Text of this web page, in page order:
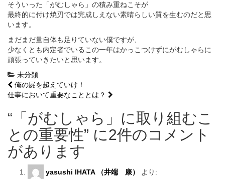
そういった「がむしゃら」の積み重ねこそが
最終的に付け焼刃では完成しえない素晴らしい質を生むのだと思
います。
まだまだ量自体も足りていない僕ですが、
少なくとも内定者でいるこの一年はかっこつけずにがむしゃらに
頑張っていきたいと思います。
未分類
投
稿
ナ
ビ
ゲ
ー
俺の屍を超えていけ！
仕事において重要なこととは？
“ 「がむしゃら」に取り組むこ
との重要性” に2件のコメント
があります
yasushi IHATA （井端 康）
より: